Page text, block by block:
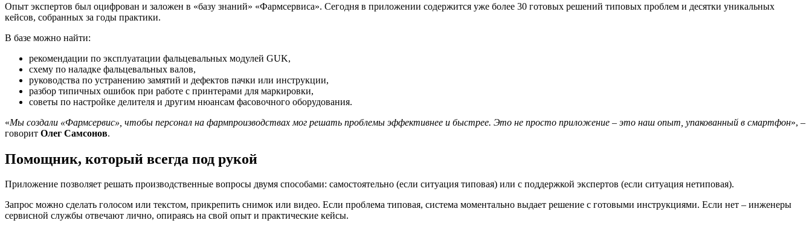
Опыт экспертов был оцифрован и заложен в «базу знаний» «Фармсервиса». Сегодня в приложении содержится уже более 30 готовых решений типовых проблем и десятки уникальных
кейсов, собранных за годы практики.
В базе можно найти:
рекомендации по эксплуатации фальцевальных модулей GUK,
схему по наладке фальцевальных валов,
руководства по устранению замятий и дефектов пачки или инструкции,
разбор типичных ошибок при работе с принтерами для маркировки,
советы по настройке делителя и другим нюансам фасовочного оборудования.
«Мы создали «Фармсервис», чтобы персонал на фармпроизводствах мог решать проблемы эффективнее и быстрее. Это не просто приложение – это наш опыт, упакованный в смартфон», –
говорит Олег Самсонов.
Помощник, который всегда под рукой
Приложение позволяет решать производственные вопросы двумя способами: самостоятельно (если ситуация типовая) или с поддержкой экспертов (если ситуация нетиповая).
Запрос можно сделать голосом или текстом, прикрепить снимок или видео. Если проблема типовая, система моментально выдает решение с готовыми инструкциями. Если нет – инженеры
сервисной службы отвечают лично, опираясь на свой опыт и практические кейсы.